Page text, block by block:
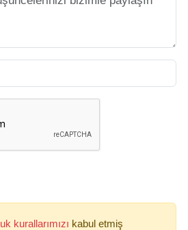
kurallarımızı kabul etmiş